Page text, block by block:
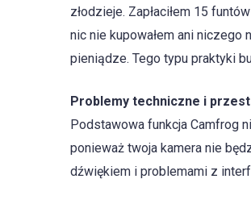
złodzieje. Zapłaciłem 15
nic nie kupowałem ani niczego
pieniądze. Tego typu praktyki
Problemy techniczne i
Podstawowa funkcja Camfrog
ponieważ twoja kamera nie
dźwiękiem i problemami z